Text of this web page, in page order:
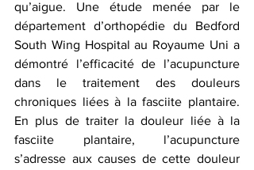
qu’aigue. Une étude menée par le
département d’orthopédie du Bedford
South Wing Hospital au Royaume Uni a
démontré l’efficacité de l’acupuncture
dans le traitement des douleurs
chroniques liées à la fasciite plantaire.
En plus de traiter la douleur liée à la
fasciite plantaire, l’acupuncture
s’adresse aux causes de cette douleur